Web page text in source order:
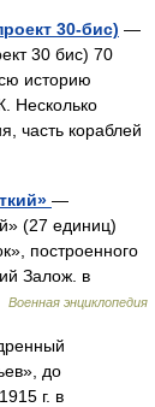
30-бис) —
30 бис) 70
историю
Несколько
часть кораблей
—
(27 единиц)
построенного
Залож. в
Военная энциклопедия
до
г. в